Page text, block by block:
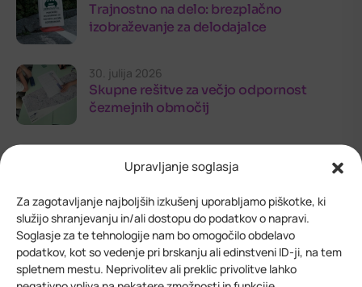
Upravljanje soglasja
Za zagotavljanje najboljših izkušenj uporabljamo piškotke, ki
služijo shranjevanju in/ali dostopu do podatkov o napravi.
Soglasje za te tehnologije nam bo omogočilo obdelavo
podatkov, kot so vedenje pri brskanju ali edinstveni ID-ji, na tem
spletnem mestu. Neprivolitev ali preklic privolitve lahko
Trajnostno na delo: brezplačno
izobraževanje za delodajalce
30. julija 2026
Skupne rešitve za večjo odpornost
čezmejnih območij
Odprt razpis Alpsko-jadranske zveze za